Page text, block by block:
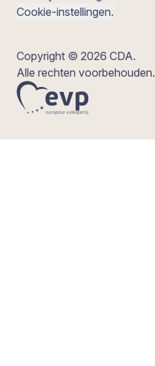
Cookie-instellingen.
Copyright © 2026 CDA.
Alle rechten voorbehouden.